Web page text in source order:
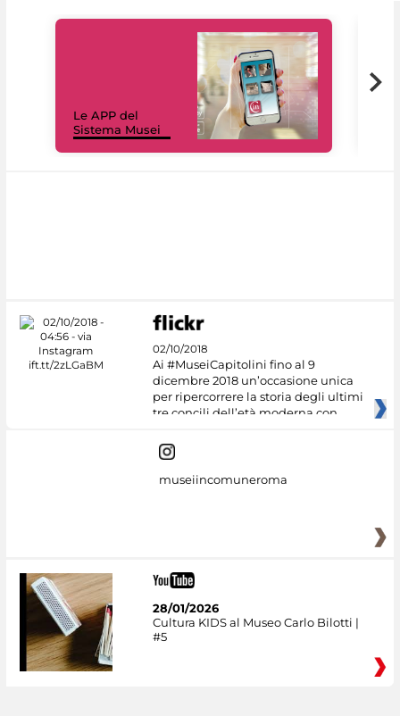
Le APP del
Sistema Musei
02/10/2018
Ai #MuseiCapitolini fino al 9
dicembre 2018 un’occasione unica
per ripercorrere la storia degli ultimi
tre concili dell’età moderna con
museiincomuneroma
28/01/2026
Cultura KIDS al Museo Carlo Bilotti |
#5